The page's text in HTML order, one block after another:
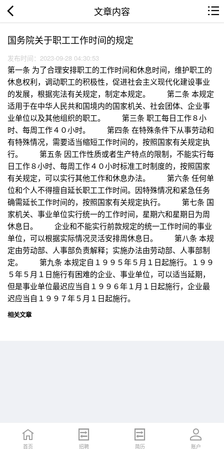
文章内容
国务院关于职工工作时间的规定
发布时间：2023-09-28 04:30:53
第一条 为了合理安排职工的工作时间和休息时间，维护职工的
休息权利，调动职工的积极性，促进社会主义现代化建设事业
的发展，根据宪法有关规定，制定本规定。 第二条 本规定
适用于在中华人民共和国境内的国家机关、社会团体、企业事
业单位以及其他组织的职工。 第三条 职工每日工作８小
时、每周工作４０小时。 第四条 在特殊条件下从事劳动和
有特殊情况，需要适当缩短工作时间的，按照国家有关规定执
行。 第五条 因工作性质或者生产特点的限制，不能实行每
日工作８小时、每周工作４０小时标准工时制度的，按照国家
有关规定，可以实行其他工作和休息办法。 第六条 任何单
位和个人不得擅自延长职工工作时间。因特殊情况和紧急任务
确需延长工作时间的，按照国家有关规定执行。 第七条 国
家机关、事业单位实行统一的工作时间，星期六和星期日为周
休息日。 企业和不能实行前款规定的统一工作时间的事业
单位，可以根据实际情况灵活安排周休息日。 第八条 本规
定由劳动部、人事部负责解释；实施办法由劳动部、人事部制
定。 第九条 本规定自１９９５年５月１日起施行。１９９
５年５月１日施行有困难的企业、事业单位，可以适当延期，
但是事业单位最迟应当自１９９６年１月１日起施行，企业最
迟应当自１９９７年５月１日起施行。
相关文章
首页 招聘 简历 账户
首页 招聘 简历 账户